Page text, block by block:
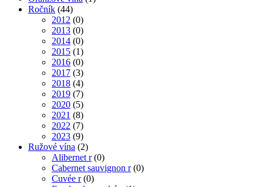
Ročník (44)
2012 (0)
2013 (0)
2014 (0)
2015 (1)
2016 (0)
2017 (3)
2018 (4)
2019 (7)
2020 (5)
2021 (8)
2022 (7)
2023 (9)
Ružové vína (2)
Alibernet r (0)
Cabernet sauvignon r (0)
Cuvée r (0)